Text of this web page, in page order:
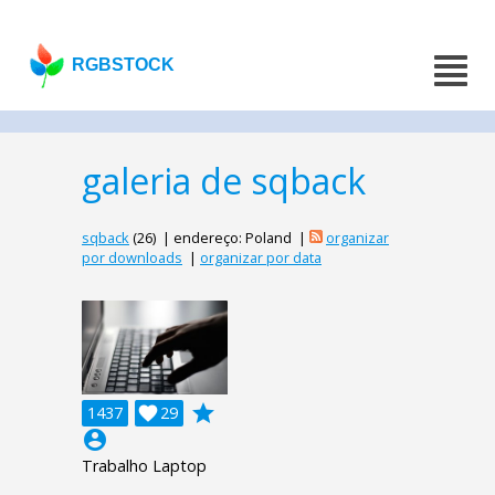
RGBSTOCK
galeria de sqback
sqback(26) | endereço: Poland |
organizar
por downloads | organizar por data
1437 29

grade
account_circle
Trabalho Laptop